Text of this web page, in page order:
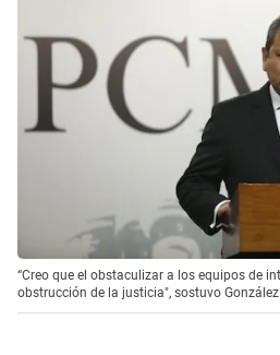
“Creo que el obstaculizar a los equipos de
obstrucción de la justicia", sostuvo